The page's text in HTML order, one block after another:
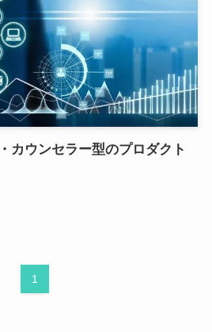
カウンセラー型のプロダクト
1